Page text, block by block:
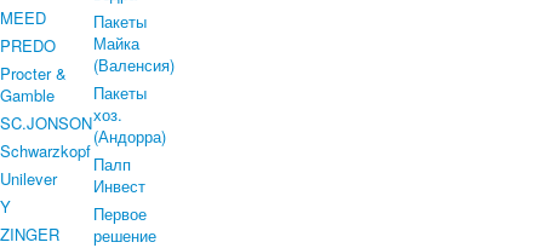
MEED
PREDO
Procter &
Gamble
SC.JONSON
Schwarzkopf
Unilever
Y
ZINGER
Пакеты
Майка
(Валенсия)
Пакеты
хоз.
(Андорра)
Палп
Инвест
Первое
решение